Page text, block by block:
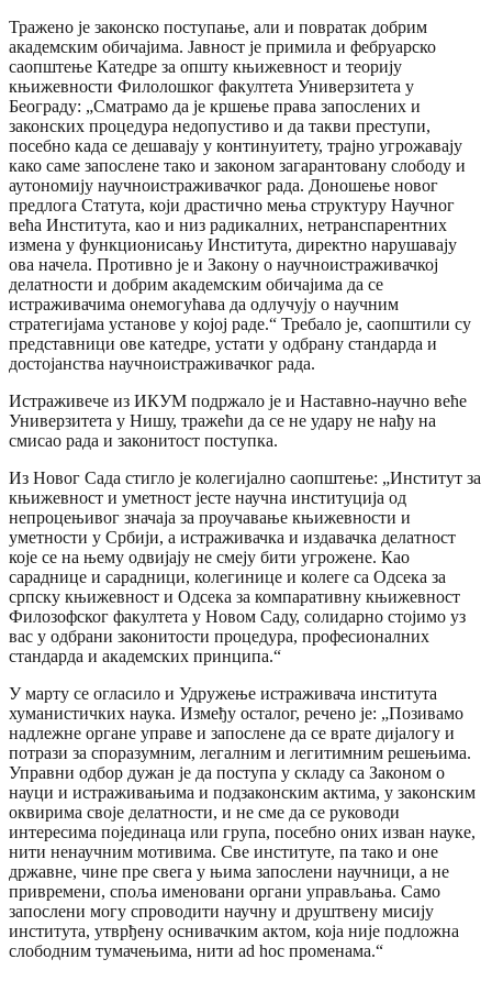
Тражено је законско поступање, али и повратак добрим
академским обичајима. Јавност је примила и фебруарско
саопштење Катедре за општу књижевност и теорију
књижевности Филолошког факултета Универзитета у
Београду: „Сматрамо да је кршење права запослених и
законских процедура недопустиво и да такви преступи,
посебно када се дешавају у континуитету, трајно угрожавају
како саме запослене тако и законом загарантовану слободу и
аутономију научноистраживачког рада. Доношење новог
предлога Статута, који драстично мења структуру Научног
већа Института, као и низ радикалних, нетранспарентних
измена у функционисању Института, директно нарушавају
ова начела. Противно је и Закону о научноистраживачкој
делатности и добрим академским обичајима да се
истраживачима онемогућава да одлучују о научним
стратегијама установе у којој раде.“ Требало је, саопштили су
представници ове катедре, устати у одбрану стандарда и
достојанства научноистраживачког рада.
Истраживече из ИКУМ подржало је и Наставно-научно веће
Универзитета у Нишу, тражећи да се не удару не нађу на
смисао рада и законитост поступка.
Из Новог Сада стигло је колегијално саопштење: „Институт за
књижевност и уметност јесте научна институција од
непроцењивог значаја за проучавање књижевности и
уметности у Србији, а истраживачка и издавачка делатност
које се на њему одвијају не смеју бити угрожене. Као
сараднице и сарадници, колегинице и колеге са Одсека за
српску књижевност и Одсека за компаративну књижевност
Филозофског факултета у Новом Саду, солидарно стојимо уз
вас у одбрани законитости процедура, професионалних
стандарда и академских принципа.“
У марту се огласило и Удружење истраживача института
хуманистичких наука. Између осталог, речено је: „Позивамо
надлежне органе управе и запослене да се врате дијалогу и
потрази за споразумним, легалним и легитимним решењима.
Управни одбор дужан је да поступа у складу са Законом о
науци и истраживањима и подзаконским актима, у законским
оквирима своје делатности, и не сме да се руководи
интересима појединаца или група, посебно оних изван науке,
нити ненаучним мотивима. Све институте, па тако и оне
државне, чине пре свега у њима запослени научници, а не
привремени, споља именовани органи управљања. Само
запослени могу спроводити научну и друштвену мисију
института, утврђену оснивачким актом, која није подложна
слободним тумачењима, нити ad hoc променама.“